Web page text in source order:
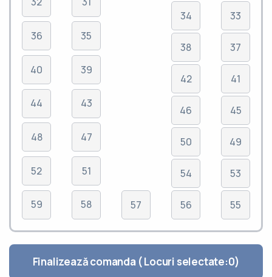
36
40
44
48
52
59
35
39
43
47
51
58 57
34
38
42
46
50
54
56
33
37
41
45
49
53
55
Finalizează comanda ( Locuri selectate:0)